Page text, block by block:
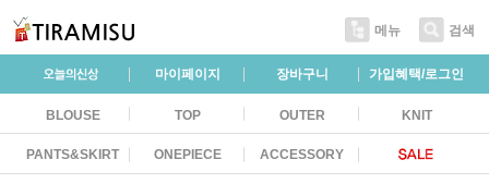
메뉴 검색
마이페이지 장바구니 가입혜택/로그인
BLOUSE TOP OUTER KNIT
PANTS&SKIRT ONEPIECE ACCESSORY